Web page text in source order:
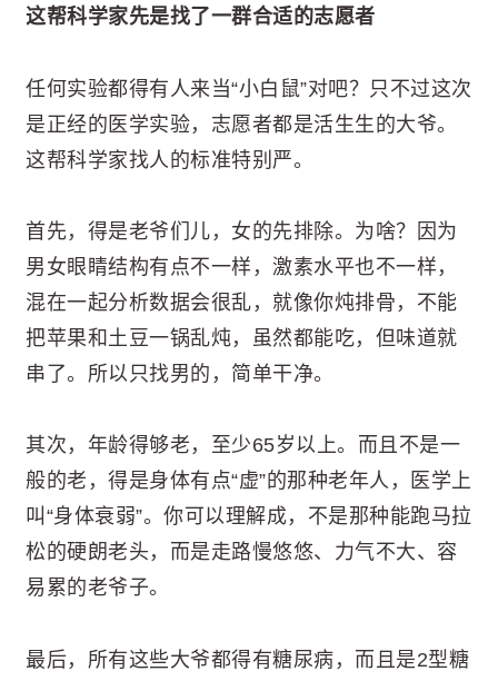
这帮科学家先是找了一群合适的志愿者
任何实验都得有人来当“小白鼠”对吧？只不过这次
是正经的医学实验，志愿者都是活生生的大爷。
这帮科学家找人的标准特别严。
首先，得是老爷们儿，女的先排除。为啥？因为
男女眼睛结构有点不一样，激素水平也不一样，
混在一起分析数据会很乱，就像你炖排骨，不能
把苹果和土豆一锅乱炖，虽然都能吃，但味道就
串了。所以只找男的，简单干净。
其次，年龄得够老，至少65岁以上。而且不是一
般的老，得是身体有点“虚”的那种老年人，医学上
叫“身体衰弱”。你可以理解成，不是那种能跑马拉
松的硬朗老头，而是走路慢悠悠、力气不大、容
易累的老爷子。
最后，所有这些大爷都得有糖尿病，而且是2型糖